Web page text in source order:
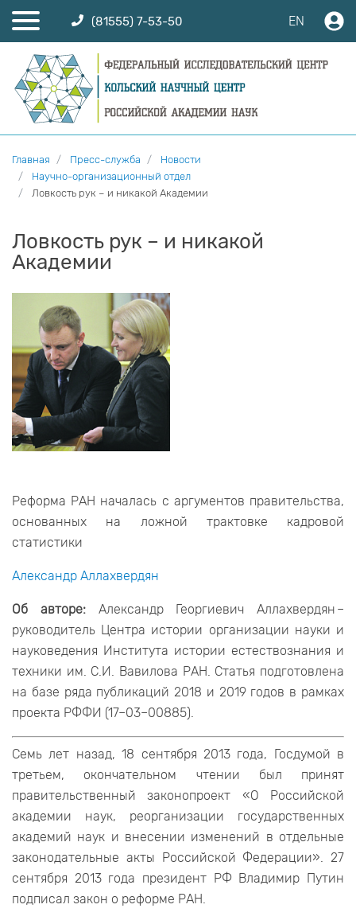
(81555) 7-53-50 EN
Главная Пресс-служба
Новости
Научно-организационный отдел
Ловкость рук – и никакой Академии
Ловкость рук – и никакой
Академии
Реформа РАН началась с аргументов правительства,
основанных на ложной трактовке кадровой
статистики
Александр Аллахвердян
Об авторе:Александр Георгиевич Аллахвердян –
руководитель Центра истории организации науки и
науковедения Института истории естествознания и
техники им. С.И. Вавилова РАН. Статья подготовлена
на базе ряда публикаций 2018 и 2019 годов в рамках
проекта РФФИ (17–03–00885).
Семь лет назад, 18 сентября 2013 года, Госдумой в
третьем, окончательном чтении был принят
правительственный законопроект «О Российской
академии наук, реорганизации государственных
академий наук и внесении изменений в отдельные
законодательные акты Российской Федерации». 27
сентября 2013 года президент РФ Владимир Путин
подписал закон о реформе РАН.